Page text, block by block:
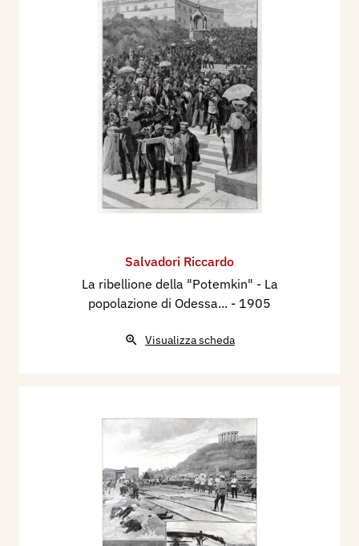
Salvadori Riccardo
La ribellione della "Potemkin" - La
popolazione di Odessa... - 1905
Visualizza scheda